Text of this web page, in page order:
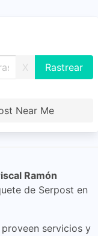
X
Near Me
Ramón
de Serpost en
servicios y